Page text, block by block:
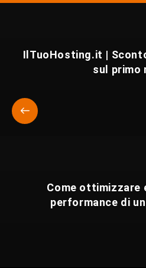
IlTuoHosting.it |
sul primo
Come ottimizzare
performance di